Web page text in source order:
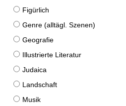
Figürlich
Genre (alltägl. Szenen)
Geografie
Illustrierte Literatur
Judaica
Landschaft
Musik